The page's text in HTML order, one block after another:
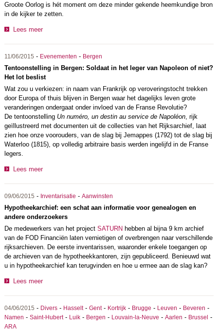
Groote Oorlog is hét moment om deze minder gekende heemkundige bron
in de kijker te zetten.
Lees meer
11/06/2015 - Evenementen - Bergen
Tentoonstelling in Bergen: Soldaat in het leger van Napoleon of niet?
Het lot beslist
Wat zou u verkiezen: in naam van Frankrijk op veroveringstocht trekken
door Europa of thuis blijven in Bergen waar het dagelijks leven grote
veranderingen ondergaat onder invloed van de Franse Revolutie?
De tentoonstelling Un numéro, un destin au service de Napoléon, rijk
geïllustreerd met documenten uit de collecties van het Rijksarchief, laat
zien hoe onze voorouders, van de slag bij Jemappes (1792) tot de slag bij
Waterloo (1815), op volledig arbitraire basis werden ingelijfd in de Franse
legers.
Lees meer
09/06/2015 - Inventarisatie - Aanwinsten
Hypotheekarchief: een schat aan informatie voor genealogen en
andere onderzoekers
De medewerkers van het project SATURN hebben al bijna 9 km archief
van de FOD Financiën laten vernietigen of overbrengen naar verschillende
rijksarchieven. De eerste inventarissen, waaronder enkele toegangen op
de archieven van de hypotheekkantoren, zijn gepubliceerd. Benieuwd wat
u in hypotheekarchief kan terugvinden en hoe u ermee aan de slag kan?
Lees meer
04/06/2015 - Divers- Hasselt- Gent- Kortrijk- Brugge - Leuven - Beveren -
Namen - Saint-Hubert- Luik- Bergen - Louvain-la-Neuve - Aarlen - Brussel -
ARA